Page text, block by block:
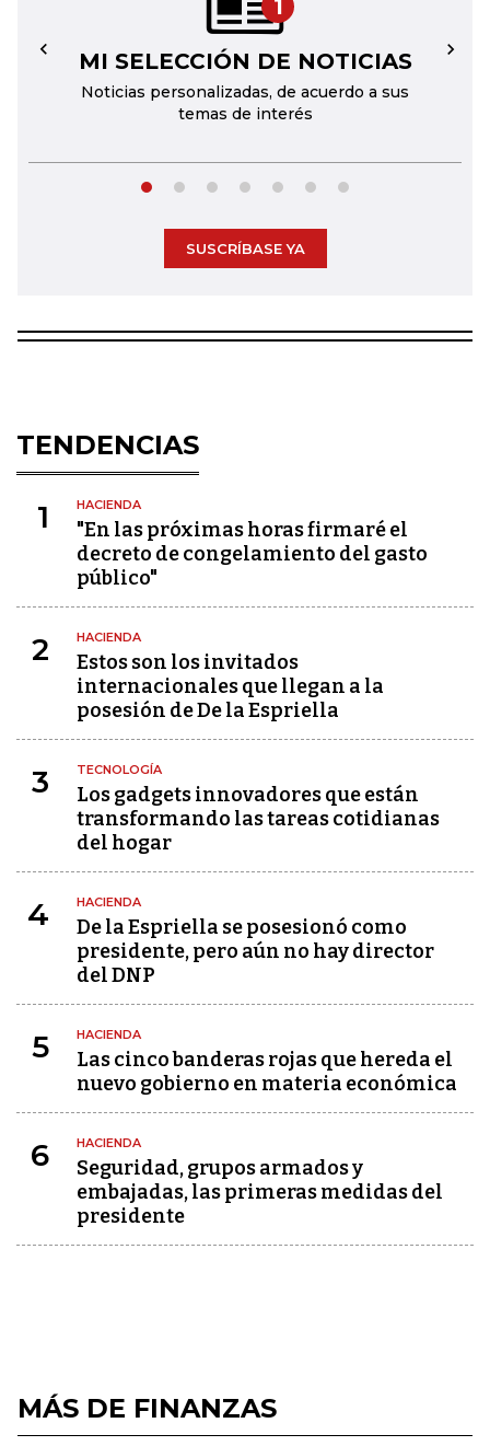
1
MI SELECCIÓN DE NOTICIAS
Noticias personalizadas, de acuerdo a sus
temas de interés
← →
SUSCRÍBASE YA
TENDENCIAS
1 HACIENDA
"En las próximas horas firmaré el
decreto de congelamiento del gasto
público"
2 HACIENDA
Estos son los invitados
internacionales que llegan a la
posesión de De la Espriella
3 TECNOLOGÍA
Los gadgets innovadores que están
transformando las tareas cotidianas
del hogar
4 HACIENDA
De la Espriella se posesionó como
presidente, pero aún no hay director
del DNP
5 HACIENDA
Las cinco banderas rojas que hereda el
nuevo gobierno en materia económica
6 HACIENDA
Seguridad, grupos armados y
embajadas, las primeras medidas del
presidente
MÁS DE FINANZAS